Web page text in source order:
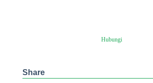
Hubungi
Share